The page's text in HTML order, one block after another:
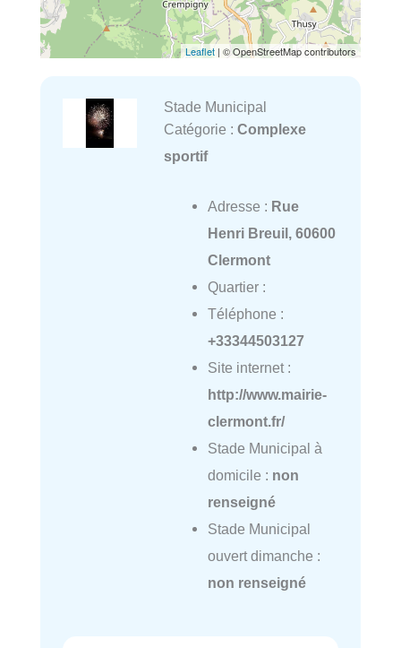
Leaflet | © OpenStreetMap contributors
Stade Municipal
Catégorie : Complexe
sportif
Adresse : Rue
Henri Breuil, 60600
Clermont
Quartier :
Téléphone :
+33344503127
Site internet :
http://www.mairie-
clermont.fr/
Stade Municipal à
domicile : non
renseigné
Stade Municipal
ouvert dimanche :
non renseigné